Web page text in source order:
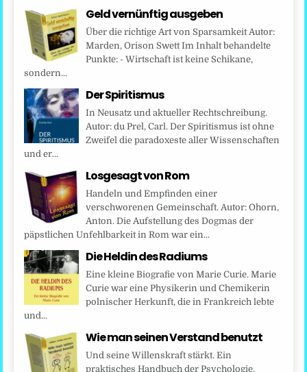
Geld vernünftig ausgeben
Über die richtige Art von Sparsamkeit Autor:
Marden, Orison Swett Im Inhalt behandelte
Punkte: - Wirtschaft ist keine Schikane,
sondern...
Der Spiritismus
In Neusatz und aktueller Rechtschreibung.
Autor: du Prel, Carl. Der Spiritismus ist ohne
Zweifel die paradoxeste aller Wissenschaften
und er...
Losgesagt von Rom
Handeln und Empfinden einer
verschworenen Gemeinschaft. Autor: Ohorn,
Anton. Die Aufstellung des Dogmas der
päpstlichen Unfehlbarkeit in Rom war ein...
Die Heldin des Radiums
Eine kleine Biografie von Marie Curie. Marie
Curie war eine Physikerin und Chemikerin
polnischer Herkunft, die in Frankreich lebte
und...
Wie man seinen Verstand benutzt
Und seine Willenskraft stärkt. Ein
praktisches Handbuch der Psychologie.